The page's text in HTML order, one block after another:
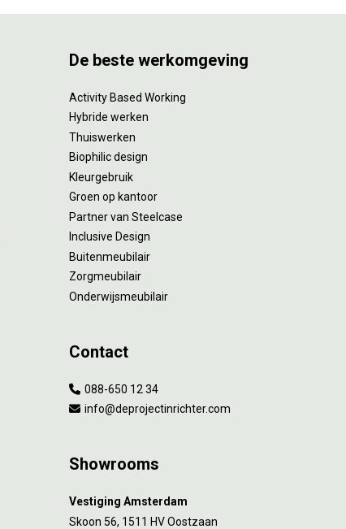
De beste werkomgeving
Activity Based Working
Hybride werken
Thuiswerken
Biophilic design
Kleurgebruik
Groen op kantoor
Partner van Steelcase
Inclusive Design
Buitenmeubilair
Zorgmeubilair
Onderwijsmeubilair
Contact
088-650 12 34
info@deprojectinrichter.com
Showrooms
Vestiging Amsterdam
Skoon 56, 1511 HV Oostzaan